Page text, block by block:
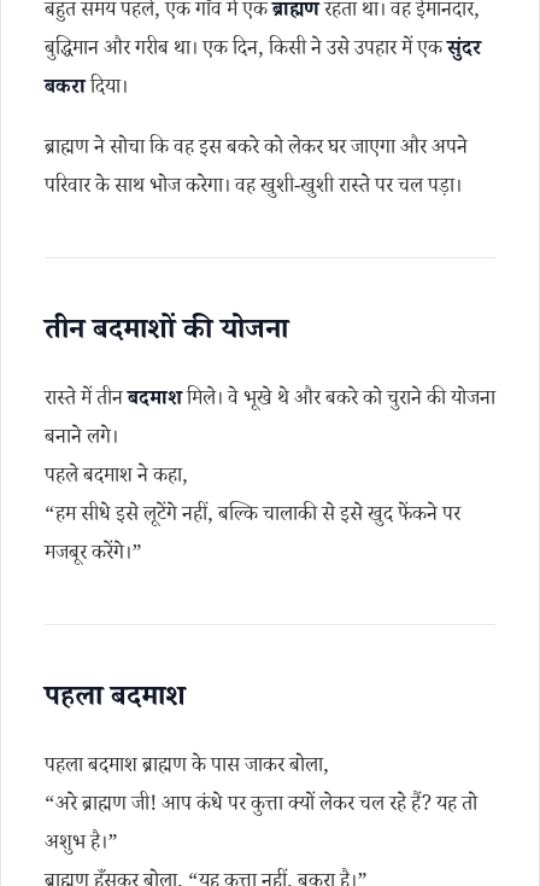
बहुत समय पहले, एक गाँव में एकब्राह्मणरहता था। वह ईमानदार,
बुद्धिमान और गरीब था। एक दिन, किसी ने उसे उपहार में एकसुंदर
बकरादिया।
ब्राह्मण ने सोचा कि वह इस बकरे को लेकर घर जाएगा और अपने
परिवार के साथ भोज करेगा। वह खुशी-खुशी रास्ते पर चल पड़ा।
तीन बदमाशों की योजना
रास्ते में तीनबदमाशमिले। वे भूखे थे और बकरे को चुराने की योजना
बनाने लगे।
पहले बदमाश ने कहा,
“हम सीधे इसे लूटेंगे नहीं, बल्कि चालाकी से इसे खुद फेंकने पर
मजबूर करेंगे।”
पहला बदमाश
पहला बदमाश ब्राह्मण के पास जाकर बोला,
“अरे ब्राह्मण जी! आप कंधे पर कुत्ता क्यों लेकर चल रहे हैं? यह तो
अशुभ है।”